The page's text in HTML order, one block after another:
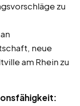
zu
neue
am Rhein zu